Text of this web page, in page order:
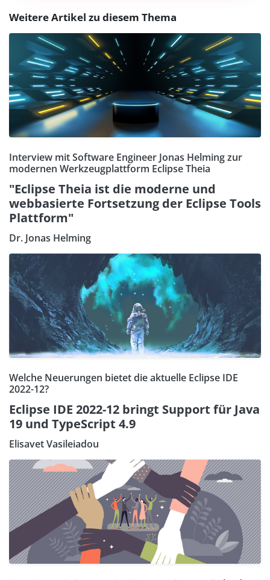
Weitere Artikel zu diesem Thema
Interview mit Software Engineer Jonas Helming zur
modernen Werkzeugplattform Eclipse Theia
"Eclipse Theia ist die moderne und
webbasierte Fortsetzung der Eclipse Tools
Plattform"
Dr. Jonas Helming
Welche Neuerungen bietet die aktuelle Eclipse IDE
2022-12?
Eclipse IDE 2022-12 bringt Support für Java
19 und TypeScript 4.9
Elisavet Vasileiadou